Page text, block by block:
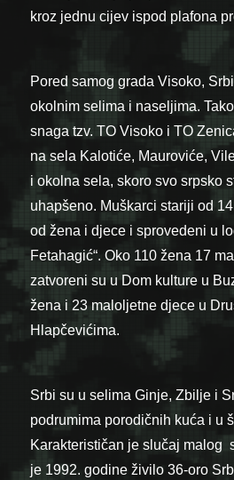
kroz jednu cijev ispod plafona
Pored samog grada Visoko,
okolnim selima i naseljima.
snaga tzv. TO Visoko i TO
na sela Kalotiće, Mauroviće,
i okolna sela, skoro svo srpsko
uhapšeno. Muškarci stariji od
od žena i djece i sprovedeni u
Fetahagić“. Oko 110 žena 17
zatvoreni su u Dom kulture u
žena i 23 maloljetne djece u
Hlapčevićima.
Srbi su u selima Ginje, Zbilje i
podrumima porodičnih kuća i u
Karakterističan je slučaj malog
je 1992. godine živilo 36-oro